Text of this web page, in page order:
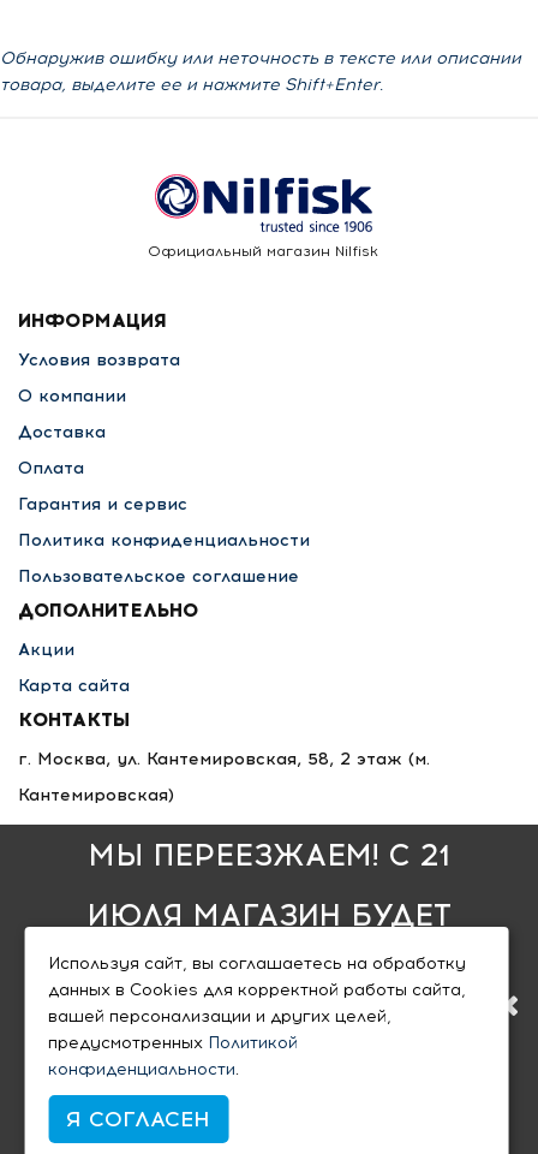
Обнаружив ошибку или неточность в тексте или описании
товара, выделите ее и нажмите Shift+Enter.
МЫ ПЕРЕЕЗЖАЕМ! С 21
ИЮЛЯ МАГАЗИН БУДЕТ
РАБОТАТЬ ПО НОВОМУ
АДРЕСУ. ПОДРОБНАЯ
ИНФОРМАЦИЯ О
Официальный магазин Nilfisk
ИНФОРМАЦИЯ
Условия возврата
О компании
Доставка
Оплата
Гарантия и сервис
Политика конфиденциальности
Пользовательское соглашение
ДОПОЛНИТЕЛЬНО
Акции
Карта сайта
КОНТАКТЫ
г. Москва, ул. Кантемировская, 58, 2 этаж (м.
Кантемировская)
8 495 789-36-25
8 800 333-68-35
info@nlfsk.ru
сб - вс: 10:00 — 18:00
Используя сайт, вы соглашаетесь на обработку
данных в Cookies для корректной работы сайта,
вашей персонализации и других целей,
предусмотренных Политикой
конфиденциальности.
Я СОГЛАСЕН